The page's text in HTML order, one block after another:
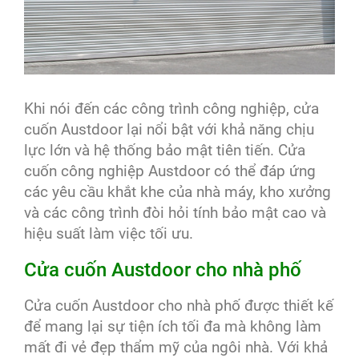
Khi nói đến các công trình công nghiệp, cửa
cuốn Austdoor lại nổi bật với khả năng chịu
lực lớn và hệ thống bảo mật tiên tiến. Cửa
cuốn công nghiệp Austdoor có thể đáp ứng
các yêu cầu khắt khe của nhà máy, kho xưởng
và các công trình đòi hỏi tính bảo mật cao và
hiệu suất làm việc tối ưu.
Cửa cuốn Austdoor cho nhà phố
Cửa cuốn Austdoor cho nhà phố được thiết kế
để mang lại sự tiện ích tối đa mà không làm
mất đi vẻ đẹp thẩm mỹ của ngôi nhà. Với khả